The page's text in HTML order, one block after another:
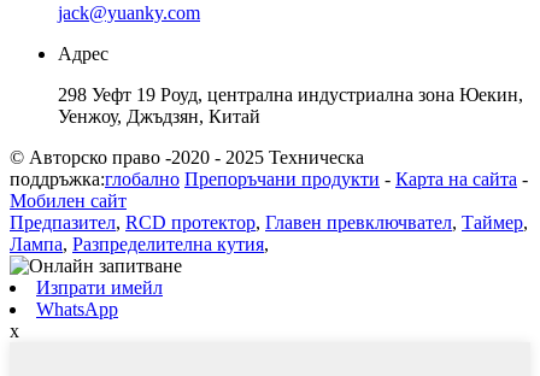
jack@yuanky.com
Адрес
298 Уефт 19 Роуд, централна индустриална зона Юекин,
Уенжоу, Джъдзян, Китай
© Авторско право -2020 - 2025 Техническа
поддръжка:глобално Препоръчани продукти - Карта на сайта -
Мобилен сайт
Предпазител, RCD протектор, Главен превключвател, Таймер,
Лампа, Разпределителна кутия,
Изпрати имейл
WhatsApp
x